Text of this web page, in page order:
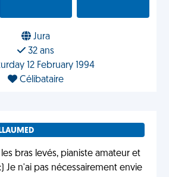
Jura
32 ans
12 February 1994
Célibataire
bras levés, pianiste amateur et
Je n'ai pas nécessairement envie